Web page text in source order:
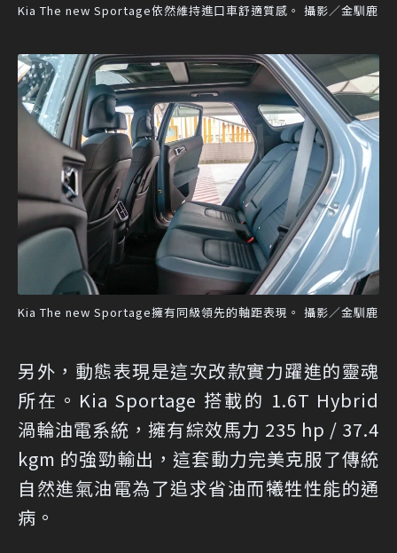
Kia The new Sportage依然維持進口車舒適質感。 攝影／金馴鹿
Kia The new Sportage擁有同級領先的軸距表現。 攝影／金馴鹿
另外，動態表現是這次改款實力躍進的靈魂
所在。Kia Sportage 搭載的 1.6T Hybrid
渦輪油電系統，擁有綜效馬力 235 hp / 37.4
kgm 的強勁輸出，這套動力完美克服了傳統
自然進氣油電為了追求省油而犧牲性能的通
病。